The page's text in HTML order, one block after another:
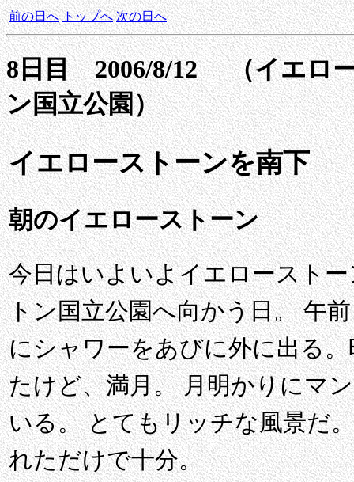
前の日へ トップへ 次の日へ
8日目 2006/8/12 （イエロ
ン国立公園）
イエローストーンを南下
朝のイエローストーン
今日はいよいよイエロースト
トン国立公園へ向かう日。 午
にシャワーをあびに外に出る
たけど、満月。 月明かりにマ
いる。 とてもリッチな風景だ
れただけで十分。